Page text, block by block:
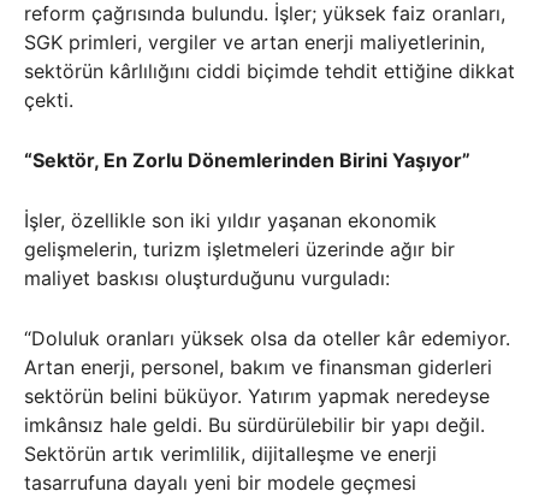
reform çağrısında bulundu. İşler; yüksek faiz oranları,
SGK primleri, vergiler ve artan enerji maliyetlerinin,
sektörün kârlılığını ciddi biçimde tehdit ettiğine dikkat
çekti.
“Sektör, En Zorlu Dönemlerinden Birini Yaşıyor”
İşler, özellikle son iki yıldır yaşanan ekonomik
gelişmelerin, turizm işletmeleri üzerinde ağır bir
maliyet baskısı oluşturduğunu vurguladı:
“Doluluk oranları yüksek olsa da oteller kâr edemiyor.
Artan enerji, personel, bakım ve finansman giderleri
sektörün belini büküyor. Yatırım yapmak neredeyse
imkânsız hale geldi. Bu sürdürülebilir bir yapı değil.
Sektörün artık verimlilik, dijitalleşme ve enerji
tasarrufuna dayalı yeni bir modele geçmesi